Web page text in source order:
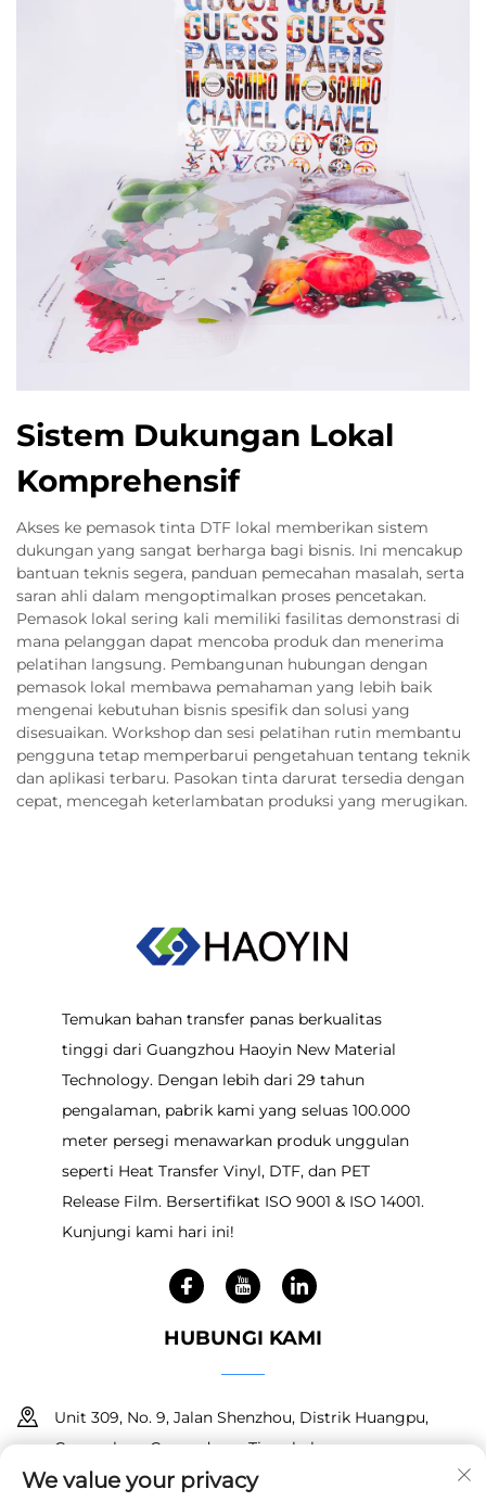
Sistem Dukungan Lokal
Komprehensif
Akses ke pemasok tinta DTF lokal memberikan sistem
dukungan yang sangat berharga bagi bisnis. Ini mencakup
bantuan teknis segera, panduan pemecahan masalah, serta
saran ahli dalam mengoptimalkan proses pencetakan.
Pemasok lokal sering kali memiliki fasilitas demonstrasi di
mana pelanggan dapat mencoba produk dan menerima
pelatihan langsung. Pembangunan hubungan dengan
pemasok lokal membawa pemahaman yang lebih baik
mengenai kebutuhan bisnis spesifik dan solusi yang
disesuaikan. Workshop dan sesi pelatihan rutin membantu
pengguna tetap memperbarui pengetahuan tentang teknik
dan aplikasi terbaru. Pasokan tinta darurat tersedia dengan
cepat, mencegah keterlambatan produksi yang merugikan.
Temukan bahan transfer panas berkualitas
tinggi dari Guangzhou Haoyin New Material
Technology. Dengan lebih dari 29 tahun
pengalaman, pabrik kami yang seluas 100.000
meter persegi menawarkan produk unggulan
seperti Heat Transfer Vinyl, DTF, dan PET
Release Film. Bersertifikat ISO 9001 & ISO 14001.
Kunjungi kami hari ini!
HUBUNGI KAMI
Unit 309, No. 9, Jalan Shenzhou, Distrik Huangpu,
Guangzhou, Guangdong, Tiongkok
+86 18150601728
We value your privacy